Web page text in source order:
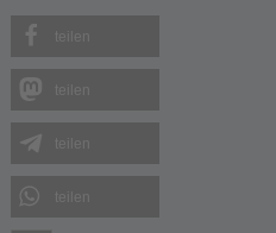
teilen
teilen
teilen
teilen